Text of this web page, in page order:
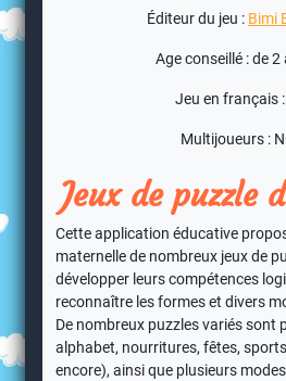
Éditeur du jeu : Bimi
Age conseillé : de 2
Jeu en français :
Multijoueurs :
Jeux de puzzle
Cette application éducative
maternelle de nombreux jeux de
développer leurs compétences
reconnaître les formes et divers
De nombreux puzzles variés sont
alphabet, nourritures, fêtes,
encore), ainsi que plusieurs